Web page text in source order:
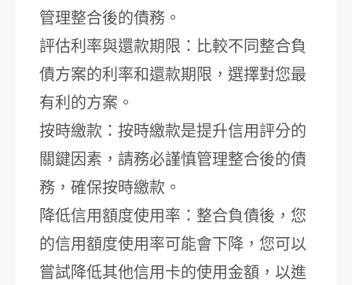
管理整合後的債務。
評估利率與還款期限：比較不同整合負
債方案的利率和還款期限，選擇對您最
有利的方案。
按時繳款：按時繳款是提升信用評分的
關鍵因素，請務必謹慎管理整合後的債
務，確保按時繳款。
降低信用額度使用率：整合負債後，您
的信用額度使用率可能會下降，您可以
嘗試降低其他信用卡的使用金額，以進